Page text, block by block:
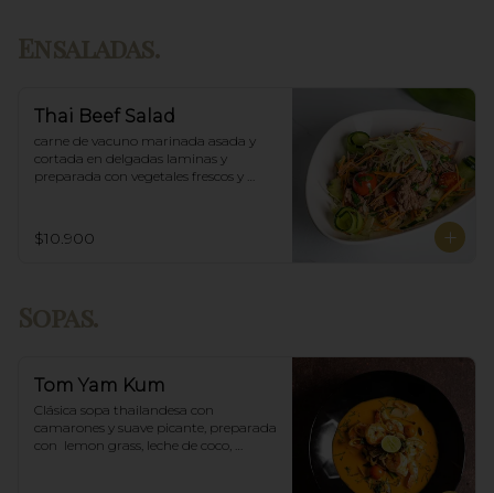
Ensaladas.
Thai Beef Salad
carne de vacuno marinada asada y
cortada en delgadas laminas y
preparada con vegetales frescos y
$10.900
Tom Yam Kum
Clásica sopa thailandesa con
camarones y suave picante, preparada
con  lemon grass, leche de coco,